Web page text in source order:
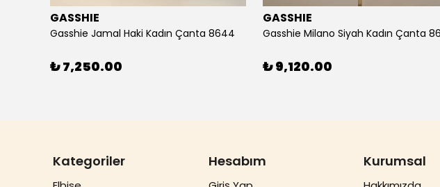
GASSHIE
Gasshie Jamal Haki Kadın Çanta 8644
₺ 7,250.00
GASSHIE
Gasshie Milano Siyah Kadın Çanta
₺ 9,120.00
Kategoriler Hesabım Kurumsal